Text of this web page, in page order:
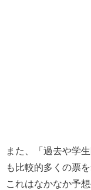
また、 「過去や学
も比較的多くの票を
これはなかなか予